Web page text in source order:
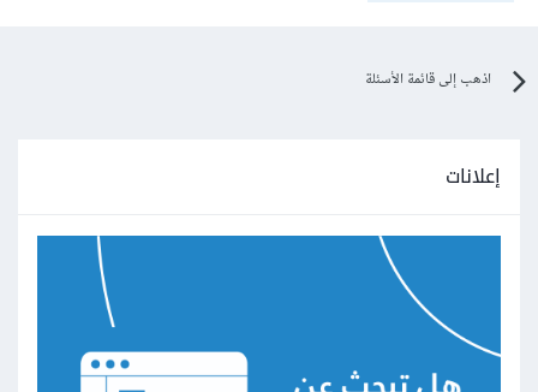
اذهب إلى قائمة الأسئلة
إعلانات